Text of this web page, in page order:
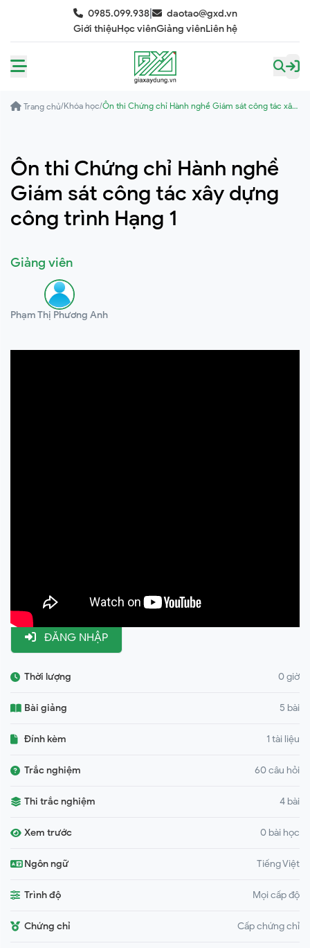
0985.099.938|
daotao@gxd.vn
Giới thiệuHọc viênGiảng viênLiên hệ
Trang chủ/Khóa học/Ôn thi Chứng chỉ Hành nghề Giám sát công tác xây
Ôn thi Chứng chỉ Hành nghề
Giám sát công tác xây dựng
công trình Hạng 1
Giảng viên
Phạm Thị Phương Anh
100,000 ₫
ĐĂNG NHẬP
Thời lượng 0 giờ
Bài giảng 5 bài
Đính kèm 1 tài liệu
Trắc nghiệm 60 câu hỏi
Thi trắc nghiệm 4 bài
Xem trước 0 bài học
Ngôn ngữ Tiếng Việt
Trình độ Mọi cấp độ
Chứng chỉ Cấp chứng chỉ